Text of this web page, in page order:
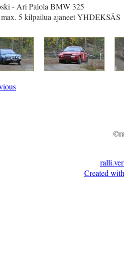
- Ari Palola BMW 325
5 kilpailua ajaneet YHDEKSÄS
Created